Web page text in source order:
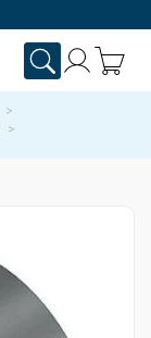
>
>